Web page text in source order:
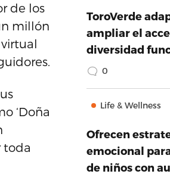
de los
millón
‘Doña
toda
ToroVerde
ampliar el
diversidad
0
Life & Wellness
Ofrecen
emocional
de niños con